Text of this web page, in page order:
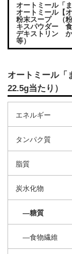
オートミール「
オートミール【
粉末スープ （
キスパウダー
デキストリン
等）
オートミール「
22.5g当たり）
エネルギー
タンパク質
脂質
炭水化物
―糖質
―食物繊維